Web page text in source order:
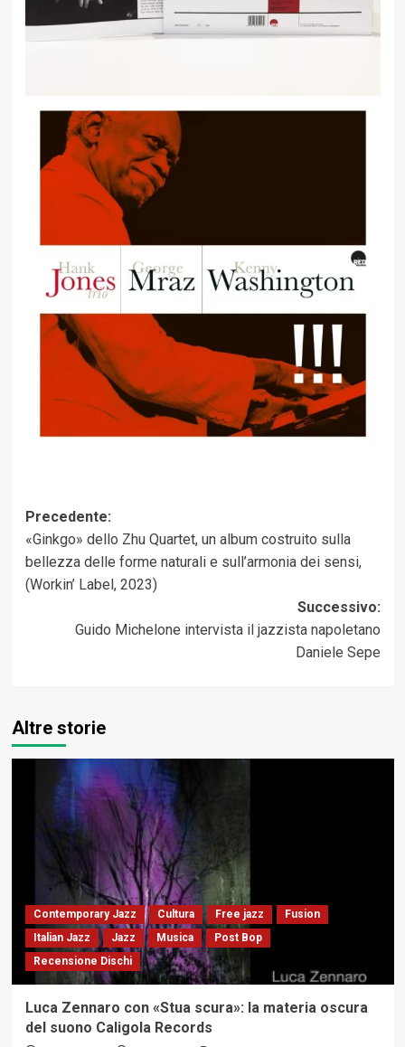
Navigazione
articolo
Precedente:
«Ginkgo» dello Zhu Quartet, un album costruito sulla
bellezza delle forme naturali e sull’armonia dei sensi,
(Workin’ Label, 2023)
Successivo:
Guido Michelone intervista il jazzista napoletano
Daniele Sepe
Altre storie
Contemporary Jazz Cultura Free jazz
Fusion
Italian Jazz
Jazz Musica
Post Bop
Recensione Dischi
Luca Zennaro con «Stua scura»: la materia oscura
del suono Caligola Records